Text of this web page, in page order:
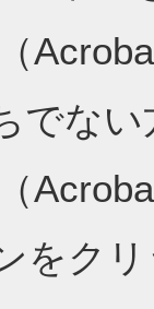
でな
をク